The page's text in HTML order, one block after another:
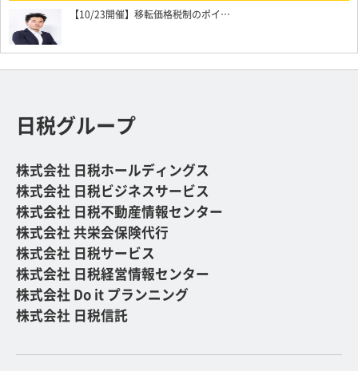
【10/23開催】移転価格税制のポイ…
日税グループ
株式会社 日税ホールディングス
株式会社 日税ビジネスサービス
株式会社 日税不動産情報センター
株式会社 共栄会保険代行
株式会社 日税サービス
株式会社 日税経営情報センター
株式会社 Do it プランニング
株式会社 日税信託